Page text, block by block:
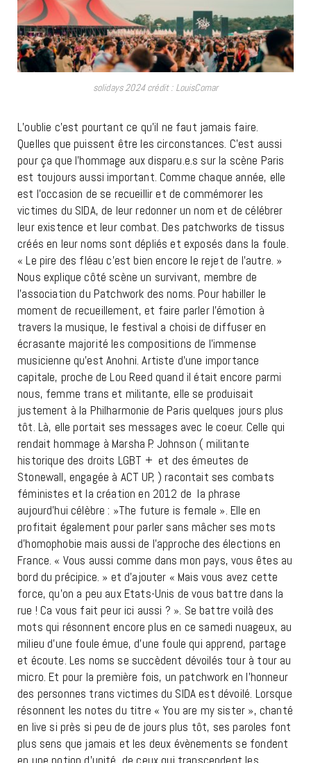
solidays 2024 crédit : LouisComar
L’oublie c’est pourtant ce qu’il ne faut jamais faire.
Quelles que puissent être les circonstances. C’est aussi
pour ça que l’hommage aux disparu.e.s sur la scène Paris
est toujours aussi important. Comme chaque année, elle
est l’occasion de se recueillir et de commémorer les
victimes du SIDA, de leur redonner un nom et de célébrer
leur existence et leur combat. Des patchworks de tissus
créés en leur noms sont dépliés et exposés dans la foule.
« Le pire des fléau c’est bien encore le rejet de l’autre. »
Nous explique côté scène un survivant, membre de
l’association du Patchwork des noms. Pour habiller le
moment de recueillement, et faire parler l’émotion à
travers la musique, le festival a choisi de diffuser en
écrasante majorité les compositions de l’immense
musicienne qu’est Anohni. Artiste d’une importance
capitale, proche de Lou Reed quand il était encore parmi
nous, femme trans et militante, elle se produisait
justement à la Philharmonie de Paris quelques jours plus
tôt. Là, elle portait ses messages avec le coeur. Celle qui
rendait hommage à Marsha P. Johnson ( militante
historique des droits LGBT + et des émeutes de
Stonewall, engagée à ACT UP, ) racontait ses combats
féministes et la création en 2012 de la phrase
aujourd’hui célèbre : »The future is female ». Elle en
profitait également pour parler sans mâcher ses mots
d’homophobie mais aussi de l’approche des élections en
France. « Vous aussi comme dans mon pays, vous êtes au
bord du précipice. » et d’ajouter « Mais vous avez cette
force, qu’on a peu aux Etats-Unis de vous battre dans la
rue ! Ca vous fait peur ici aussi ? ». Se battre voilà des
mots qui résonnent encore plus en ce samedi nuageux, au
milieu d’une foule émue, d’une foule qui apprend, partage
et écoute. Les noms se succèdent dévoilés tour à tour au
micro. Et pour la première fois, un patchwork en l’honneur
des personnes trans victimes du SIDA est dévoilé. Lorsque
résonnent les notes du titre « You are my sister », chanté
en live si près si peu de de jours plus tôt, ses paroles font
plus sens que jamais et les deux évènements se fondent